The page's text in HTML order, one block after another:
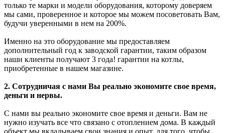
только те марки и модели оборудования, которому доверяем
мы сами, проверенное и которое мы можем посоветовать Вам,
будучи уверенными в нем на 200%.
Именно на это оборудование мы предоставляем
дополнительный год к заводской гарантии, таким образом
наши клиенты получают 3 года! гарантии на котлы,
приобретенные в нашем магазине.
2. Сотрудничая с нами Вы реально экономите свое время,
деньги и нервы.
С нами вы реально экономите свое время и деньги. Вам не
нужно изучать все что связано с отоплением дома. В каждый
объект мы вкладываем свои знания и опыт, для того, чтобы